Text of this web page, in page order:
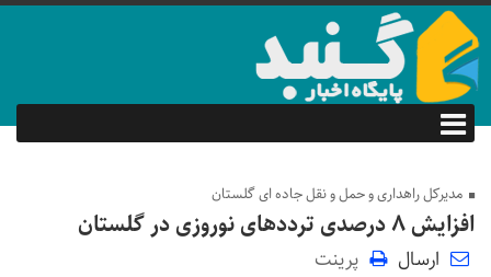
مدیرکل راهداری و حمل و نقل جاده ای گلستان
افزایش ۸ درصدی ترددهای نوروزی در گلستان
ارسال پرینت